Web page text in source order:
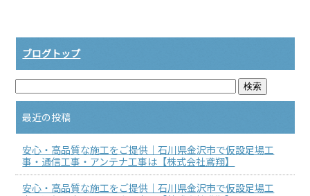
ブログトップ
最近の投稿
安心・高品質な施工をご提供｜石川県金沢市で仮設足場工
事・通信工事・アンテナ工事は【株式会社鳶翔】
安心・高品質な施工をご提供｜石川県金沢市で仮設足場工